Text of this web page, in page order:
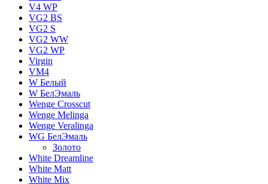
V4 WР
VG2 BS
VG2 S
VG2 WW
VG2 WР
Virgin
VM4
W Белый
W БелЭмаль
Wenge Crosscut
Wenge Melinga
Wenge Veralinga
WG БелЭмаль
Золото
White Dreamline
White Matt
White Mix